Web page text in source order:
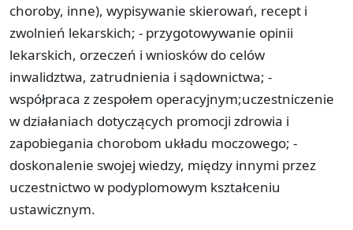
choroby, inne), wypisywanie skierowań, recept i
zwolnień lekarskich; - przygotowywanie opinii
lekarskich, orzeczeń i wniosków do celów
inwalidztwa, zatrudnienia i sądownictwa; -
współpraca z zespołem operacyjnym;uczestniczenie
w działaniach dotyczących promocji zdrowia i
zapobiegania chorobom układu moczowego; -
doskonalenie swojej wiedzy, między innymi przez
uczestnictwo w podyplomowym kształceniu
ustawicznym.